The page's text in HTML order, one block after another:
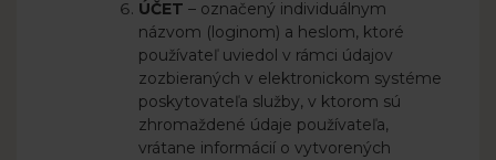
ÚČET – označený individuálnym
názvom (loginom) a heslom, ktoré
používateľ uviedol v rámci údajov
zozbieraných v elektronickom systéme
poskytovateľa služby, v ktorom sú
zhromaždené údaje používateľa,
vrátane informácií o vytvorených